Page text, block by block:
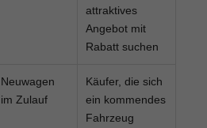
attraktives
Angebot mit
Rabatt suchen
Neuwagen
im Zulauf
Käufer, die sich
ein kommendes
Fahrzeug